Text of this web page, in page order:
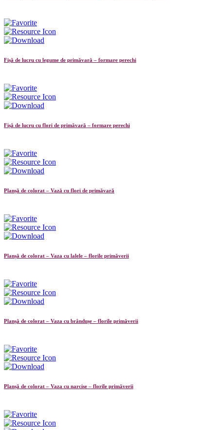
Fișă de lucru cu legume de primăvară – formare perechi
Fișă de lucru cu flori de primăvară – formare perechi
Planșă de colorat – Vază cu flori de primăvară
Planșă de colorat – Vaza cu lalele – florile primăverii
Planșă de colorat – Vaza cu brândușe – florile primăverii
Planșă de colorat – Vaza cu narcise – florile primăverii